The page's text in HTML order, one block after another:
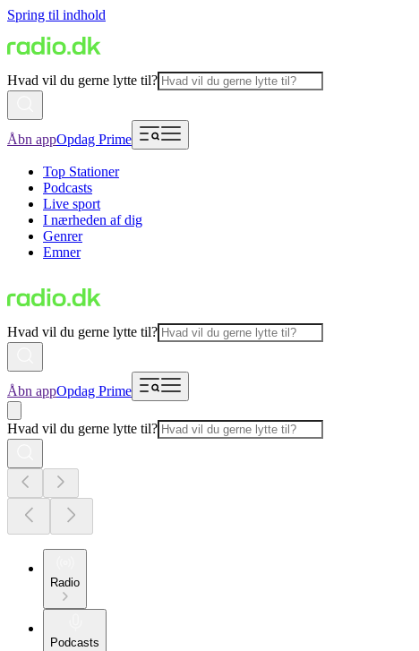
Spring til indhold
Hvad vil du gerne lytte til?
Åbn appOpdag Prime
Top Stationer
Podcasts
Live sport
I nærheden af dig
Genrer
Emner
Hvad vil du gerne lytte til?
Åbn appOpdag Prime
Hvad vil du gerne lytte til?
Radio
Podcasts